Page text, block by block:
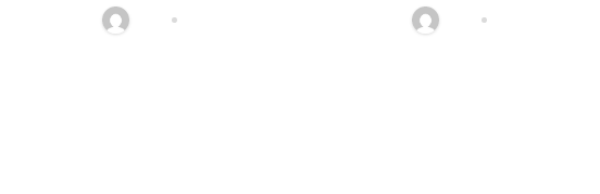
Access, Clear
Alex
服體驗看起